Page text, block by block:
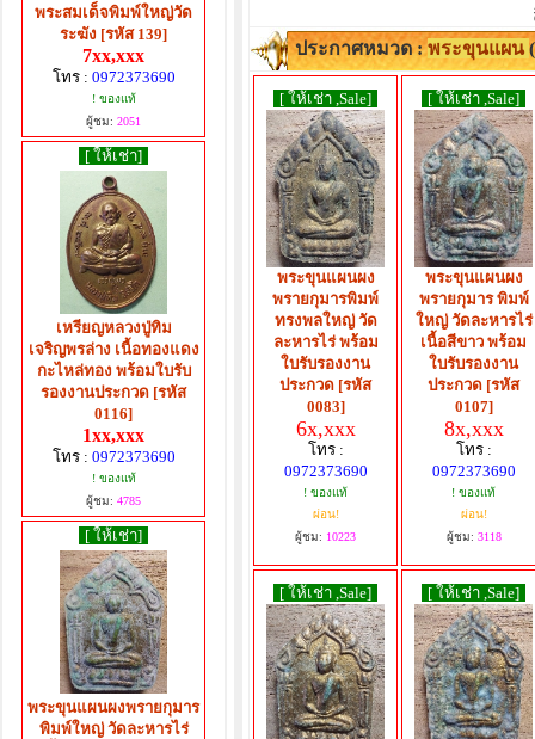
พระสมเด็จพิมพ์ใหญ่วัด
ระฆัง [รหัส 139]
7xx,xxx
โทร : 0972373690
! ของแท้
ผู้ชม: 2051
[ ให้เช่า]
เหรียญหลวงปู่ทิม
เจริญพรล่าง เนื้อทองแดง
กะไหล่ทอง พร้อมใบรับ
รองงานประกวด [รหัส
0116]
1xx,xxx
โทร : 0972373690
! ของแท้
ผู้ชม: 4785
[ ให้เช่า]
พระขุนแผนผงพรายกุมาร
พิมพ์ใหญ่ วัดละหารไร่
ประกาศหมวด :พระขุนแผน(
[ ให้เช่า ,Sale]
พระขุนแผนผง
พรายกุมารพิมพ์
ทรงพลใหญ่ วัด
ละหารไร่ พร้อม
ใบรับรองงาน
ประกวด [รหัส
0083]
6x,xxx
โทร :
0972373690
! ของแท้
ผ่อน!
ผู้ชม: 10223
[ ให้เช่า ,Sale]
พระขุนแผนผง
พรายกุมาร พิมพ์
ใหญ่ วัดละหารไร่
เนื้อสีขาว พร้อม
ใบรับรองงาน
ประกวด [รหัส
0107]
8x,xxx
โทร :
0972373690
! ของแท้
ผ่อน!
ผู้ชม: 3118
[ ให้เช่า ,Sale] [ ให้เช่า ,Sale]